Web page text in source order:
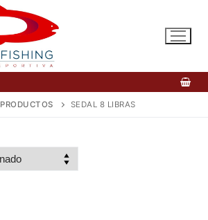
PRODUCTOS SEDAL 8 LIBRAS